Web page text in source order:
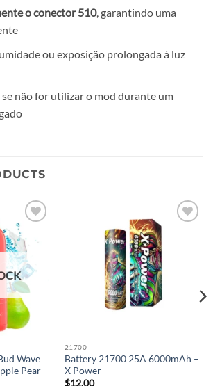
o conector 510, garantindo uma
ou exposição prolongada à luz
se não for utilizar o mod durante um
Add to
wishlist
Wave
Pear
21700
Battery 21700 25A 6000mAh –
X Power
$12.00